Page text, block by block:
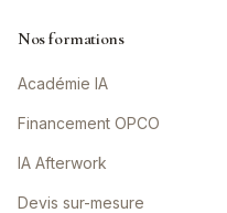
Nos formations
Académie IA
Financement OPCO
IA Afterwork
Devis sur-mesure